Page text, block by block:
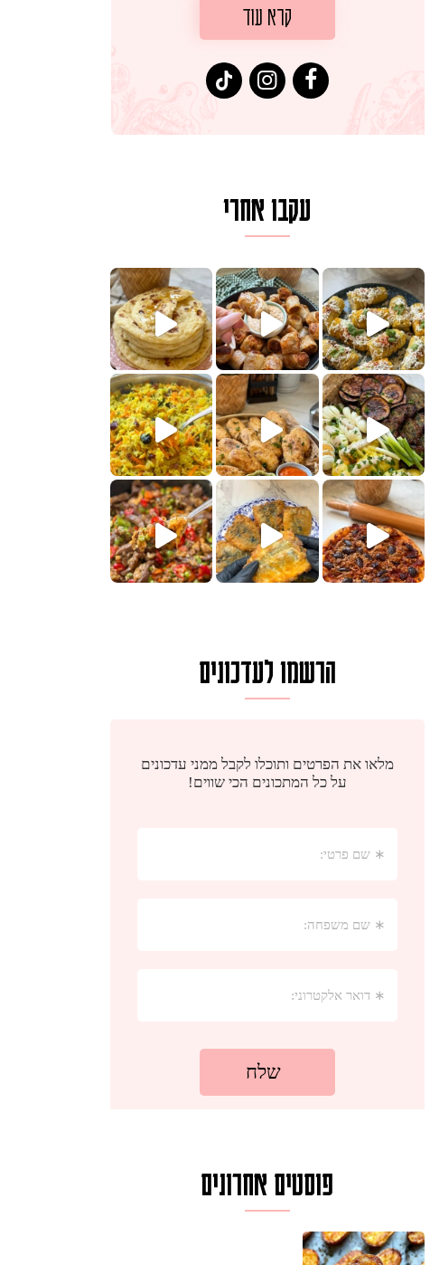
קרא עוד
עקבו אחרי
בכמה דקות עב
שילוב של מופלטה וספינז׳, רעיון מעול
מה לחדש לכם ונראה
לתשעת הימים ולכבוד שבת קודשלמתכון
מחותניםמתכון ראש
עם אורז חביתה וירקות, למתכון . המרכי
הרשמו לעדכונים
פוסטים אחרונים